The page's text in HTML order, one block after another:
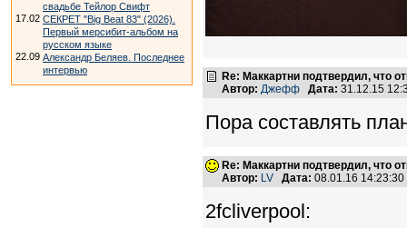
свадьбе Тейлор Свифт
17.02 СЕКРЕТ "Big Beat 83" (2026).
Первый мерсибит-альбом на
русском языке
22.09 Александр Беляев. Последнее
интервью
Re: Маккартни подтвердил, что
Автор: Джефф Дата: 31.12.15
Пора составлять
Re: Маккартни подтвердил, что
Автор: LV Дата: 08.01.16
2fcliverpool: